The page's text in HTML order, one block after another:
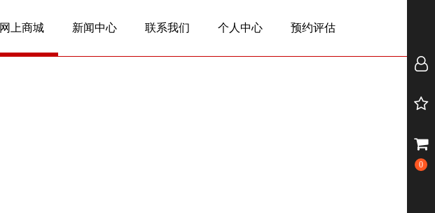
网上商城 新闻中心 联系我们 个人中心 预约评估
0